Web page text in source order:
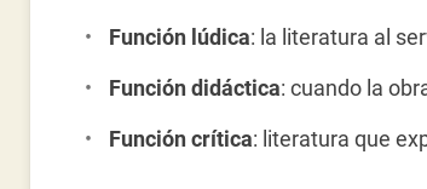
Función lúdica: la literatura al
Función didáctica: cuando la
Función crítica: literatura que